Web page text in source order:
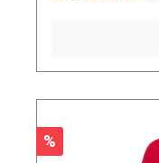
Rabatt
%